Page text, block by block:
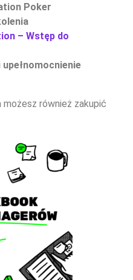
Poker
– Wstęp do
również zakupić